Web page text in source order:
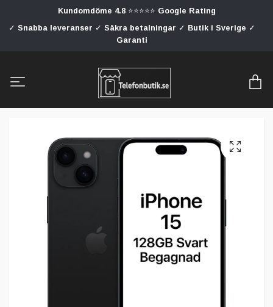
Kundomdöme 4.8 ⭐⭐⭐⭐⭐ Google Rating
✓ Snabba leveranser ✓ Säkra betalningar ✓ Butik i Sverige ✓
Garanti